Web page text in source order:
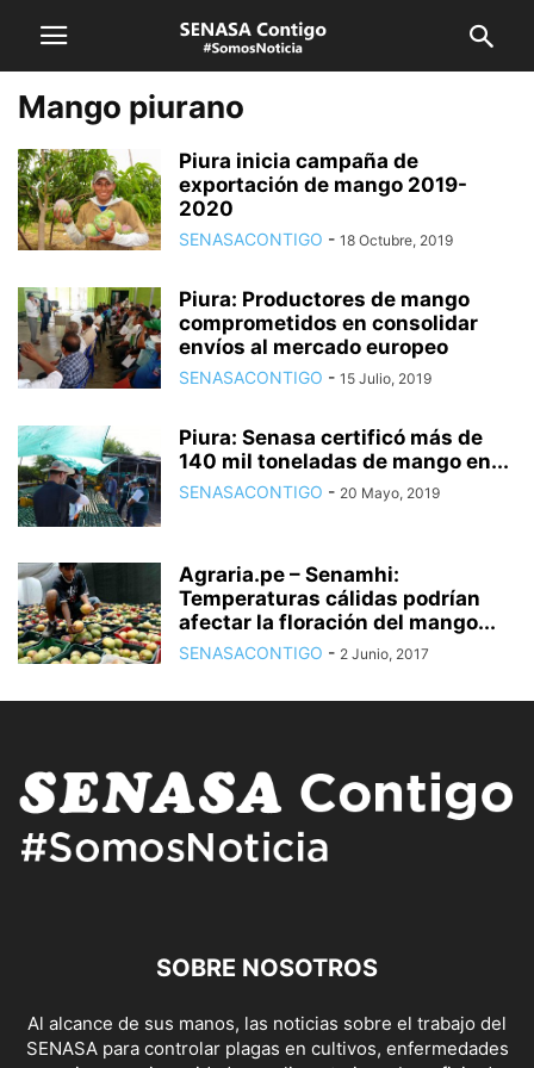
Mango piurano
Piura inicia campaña de
exportación de mango 2019-
2020
SENASACONTIGO - 18 Octubre, 2019
Piura: Productores de mango
comprometidos en consolidar
envíos al mercado europeo
SENASACONTIGO - 15 Julio, 2019
Piura: Senasa certificó más de
140 mil toneladas de mango en...
SENASACONTIGO - 20 Mayo, 2019
Agraria.pe – Senamhi:
Temperaturas cálidas podrían
afectar la floración del mango...
SENASACONTIGO - 2 Junio, 2017
SOBRE NOSOTROS
Al alcance de sus manos, las noticias sobre el trabajo del
SENASA para controlar plagas en cultivos, enfermedades